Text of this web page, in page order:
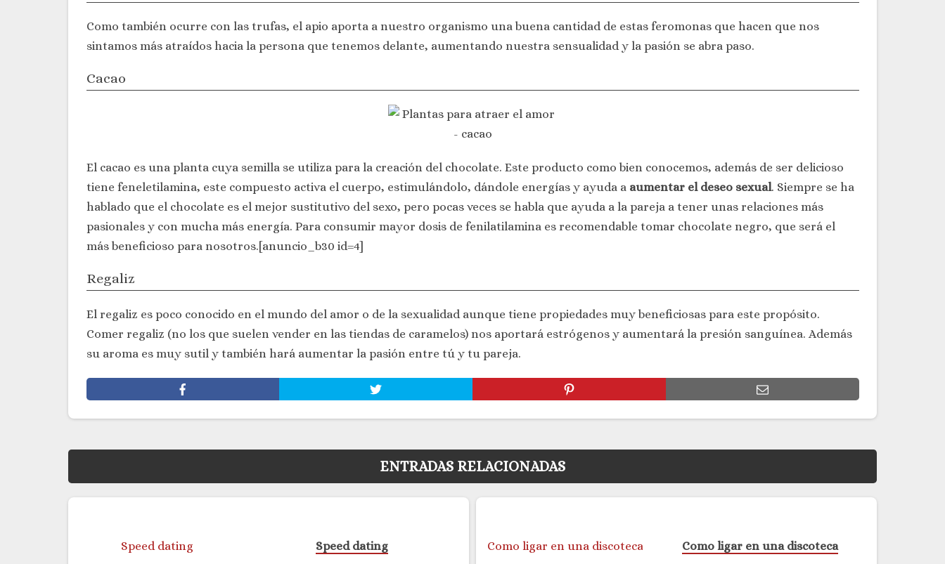
Como también ocurre con las trufas, el apio aporta a nuestro organismo una buena cantidad de estas feromonas que hacen que nos
sintamos más atraídos hacia la persona que tenemos delante, aumentando nuestra sensualidad y la pasión se abra paso.
Cacao
El cacao es una planta cuya semilla se utiliza para la creación del chocolate. Este producto como bien conocemos, además de ser delicioso
tiene feneletilamina, este compuesto activa el cuerpo, estimulándolo, dándole energías y ayuda a aumentar el deseo sexual. Siempre se ha
hablado que el chocolate es el mejor sustitutivo del sexo, pero pocas veces se habla que ayuda a la pareja a tener unas relaciones más
pasionales y con mucha más energía. Para consumir mayor dosis de fenilatilamina es recomendable tomar chocolate negro, que será el
más beneficioso para nosotros.[anuncio_b30 id=4]
Regaliz
El regaliz es poco conocido en el mundo del amor o de la sexualidad aunque tiene propiedades muy beneficiosas para este propósito.
Comer regaliz (no los que suelen vender en las tiendas de caramelos) nos aportará estrógenos y aumentará la presión sanguínea. Además
su aroma es muy sutil y también hará aumentar la pasión entre tú y tu pareja.
ENTRADAS RELACIONADAS
Speed dating Como ligar en una discoteca